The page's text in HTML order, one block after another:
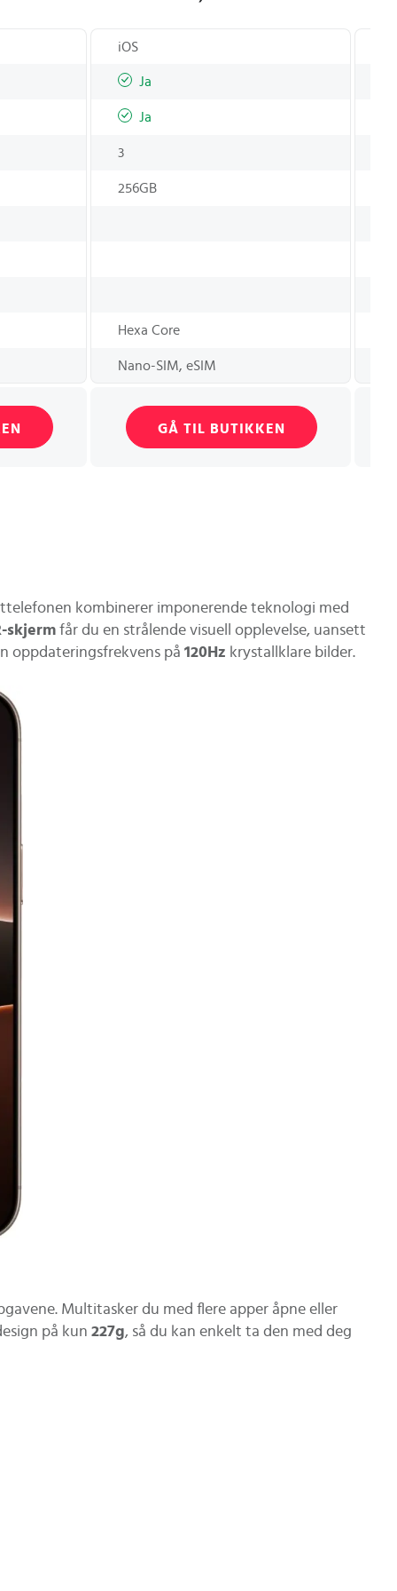
iOS
Ja
Ja
3
256GB
Hexa Core
Nano-SIM, eSIM
GÅ TIL BUTIKKEN
kombinerer imponerende teknologi med
skjerm får du en strålende visuell opplevelse, uansett
oppdateringsfrekvens på 120Hz krystallklare bilder.
Multitasker du med flere apper åpne eller
på kun 227g, så du kan enkelt ta den med deg